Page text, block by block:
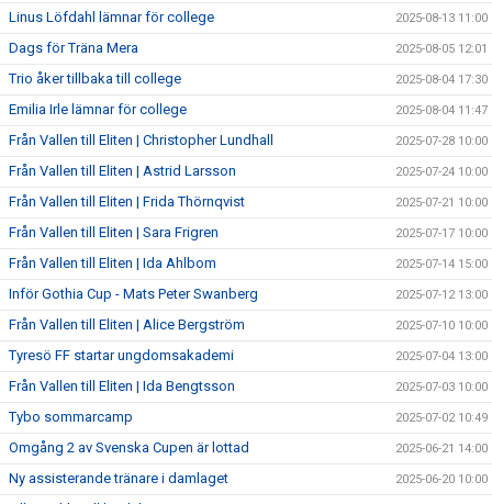
Linus Löfdahl lämnar för college 2025-08-13 11:00
Dags för Träna Mera 2025-08-05 12:01
Trio åker tillbaka till college 2025-08-04 17:30
Emilia Irle lämnar för college 2025-08-04 11:47
Från Vallen till Eliten | Christopher Lundhall 2025-07-28 10:00
Från Vallen till Eliten | Astrid Larsson 2025-07-24 10:00
Från Vallen till Eliten | Frida Thörnqvist 2025-07-21 10:00
Från Vallen till Eliten | Sara Frigren 2025-07-17 10:00
Från Vallen till Eliten | Ida Ahlbom 2025-07-14 15:00
Inför Gothia Cup - Mats Peter Swanberg 2025-07-12 13:00
Från Vallen till Eliten | Alice Bergström 2025-07-10 10:00
Tyresö FF startar ungdomsakademi 2025-07-04 13:00
Från Vallen till Eliten | Ida Bengtsson 2025-07-03 10:00
Tybo sommarcamp 2025-07-02 10:49
Omgång 2 av Svenska Cupen är lottad 2025-06-21 14:00
Ny assisterande tränare i damlaget 2025-06-20 10:00